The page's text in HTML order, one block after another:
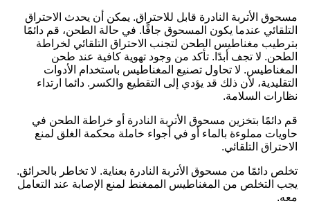
مسحوق الأتربة النادرة قابل للاحتراق. يمكن أن يحدث الاحتراق
التلقائي عندما يكون المسحوق جافًا. في حالة الطحن، قم دائمًا
بترطيب مغناطيس الطحن لتجنب الاحتراق التلقائي لخراطة
الطحن. لا تجف أبدًا. تأكد من وجود تهوية كافية عند طحن
المغناطيس. لا تحاول تصنيع المغناطيس باستخدام الأدوات
التقليدية، لأن ذلك قد يؤدي إلى التقطيع والكسر. دائما ارتداء
نظارات السلامة.
قم دائمًا بتخزين مسحوق الأتربة النادرة أو خراطة الطحن في
حاويات مملوءة بالماء أو في أجواء خاملة محكمة الغلق لمنع
الاحتراق التلقائي.
تخلص دائمًا من مسحوق الأتربة النادرة بعناية. لا تخاطر بالحرائق.
يجب التخلص من المغناطيس الممغنط لمنع الإصابة عند التعامل
معه.